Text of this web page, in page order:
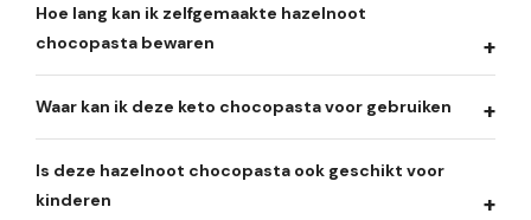
Hoe lang kan ik zelfgemaakte hazelnoot
chocopasta bewaren
Waar kan ik deze keto chocopasta voor gebruiken
Is deze hazelnoot chocopasta ook geschikt voor
kinderen